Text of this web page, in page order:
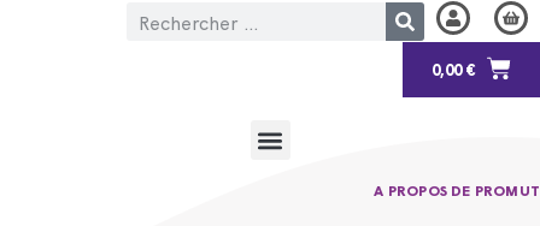
0,00€
A PROPOS DE PROMUT